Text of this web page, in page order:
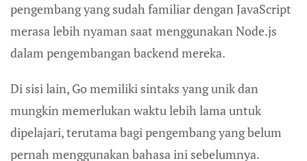
pengembang yang sudah familiar dengan JavaScript
merasa lebih nyaman saat menggunakan Node.js
dalam pengembangan backend mereka.
Di sisi lain, Go memiliki sintaks yang unik dan
mungkin memerlukan waktu lebih lama untuk
dipelajari, terutama bagi pengembang yang belum
pernah menggunakan bahasa ini sebelumnya.